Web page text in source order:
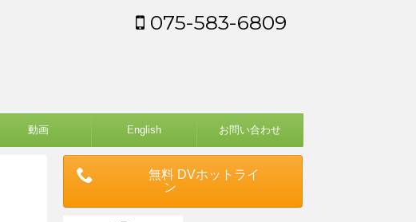
075-583-6809
動画 English お問い合わせ
無料 DVホットライ
ン